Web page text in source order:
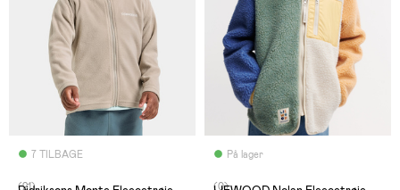
7 TILBAGE
(21)
På lager
(0)